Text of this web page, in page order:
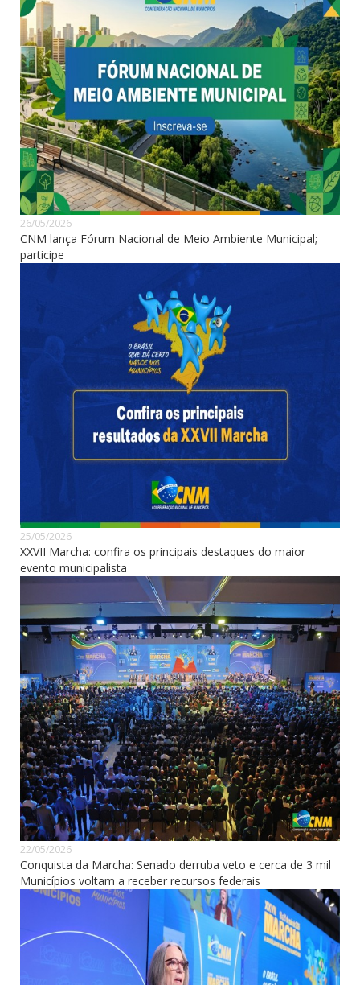
26/05/2026
CNM lança Fórum Nacional de Meio Ambiente Municipal;
participe
25/05/2026
XXVII Marcha: confira os principais destaques do maior
evento municipalista
22/05/2026
Conquista da Marcha: Senado derruba veto e cerca de 3 mil
Municípios voltam a receber recursos federais